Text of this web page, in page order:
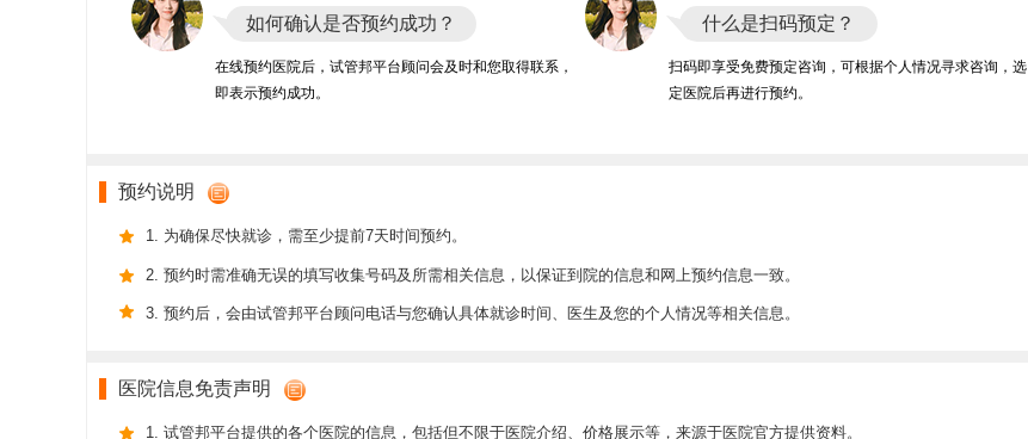
如何确认是否预约成功？
在线预约医院后，试管邦平台顾问会及时和您取得联系，
即表示预约成功。
什么是扫码预定？
扫码即享受免费预定咨询，可根据个人情况寻求咨询，选
定医院后再进行预约。
预约说明
1. 为确保尽快就诊，需至少提前7天时间预约。
2. 预约时需准确无误的填写收集号码及所需相关信息，以保证到院的信息和网上预约信息一致。
3. 预约后，会由试管邦平台顾问电话与您确认具体就诊时间、医生及您的个人情况等相关信息。
医院信息免责声明
1. 试管邦平台提供的各个医院的信息，包括但不限于医院介绍、价格展示等，来源于医院官方提供资料。